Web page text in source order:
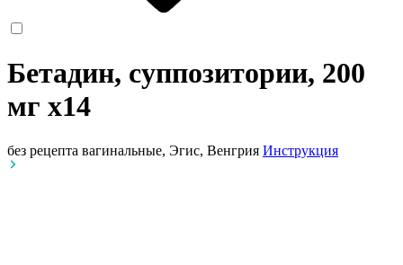
Бетадин, суппозитории, 200
мг x14
без рецепта вагинальные, Эгис, Венгрия Инструкция